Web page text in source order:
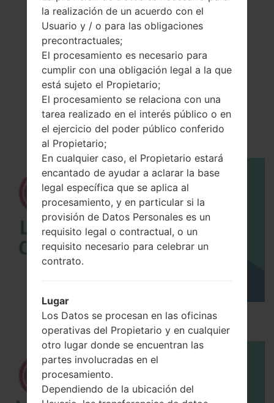
El vídeo
LGKG920(LGKG920)
Los 5 principales Códigos Secretos para LG!
la realización de un acuerdo con el
Usuario y / o para las obligaciones
precontractuales;
El procesamiento es necesario para
cumplir con una obligación legal a la que
está sujeto el Propietario;
El procesamiento se relaciona con una
tarea realizado en el interés público o en
el ejercicio del poder público conferido
al Propietario;
En cualquier caso, el Propietario estará
encantado de ayudar a aclarar la base
legal específica que se aplica al
procesamiento, y en particular si la
provisión de Datos Personales es un
requisito legal o contractual, o un
requisito necesario para celebrar un
contrato.
Lugar
Los Datos se procesan en las oficinas
operativas del Propietario y en cualquier
otro lugar donde se encuentran las
partes involucradas en el
procesamiento.
Dependiendo de la ubicación del